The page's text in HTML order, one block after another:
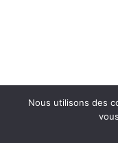
Nous utilisons des